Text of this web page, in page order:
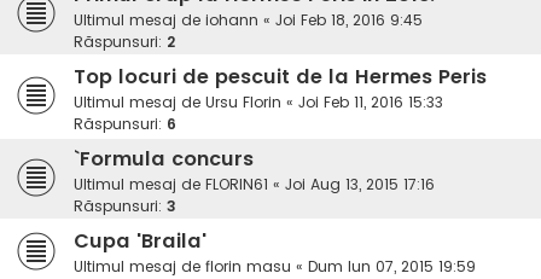
Ultimul mesaj de iohann « Joi Feb 18, 2016 9:45
Răspunsuri: 2
Top locuri de pescuit de la Hermes Peris
Ultimul mesaj de Ursu Florin « Joi Feb 11, 2016 15:33
Răspunsuri: 6
`Formula concurs
Ultimul mesaj de FLORIN61 « Joi Aug 13, 2015 17:16
Răspunsuri: 3
Cupa 'Braila'
Ultimul mesaj de florin masu « Dum Iun 07, 2015 19:59